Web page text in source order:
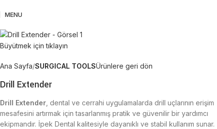
MENU
Büyütmek için tıklayın
Ana Sayfa SURGICAL TOOLSÜrünlere geri dön
Drill Extender
Drill Extender , dental ve cerrahi uygulamalarda drill uçlarının erişim
mesafesini artırmak için tasarlanmış pratik ve güvenilir bir yardımcı
ekipmandır. İpek Dental kalitesiyle dayanıklı ve stabil kullanım sunar.